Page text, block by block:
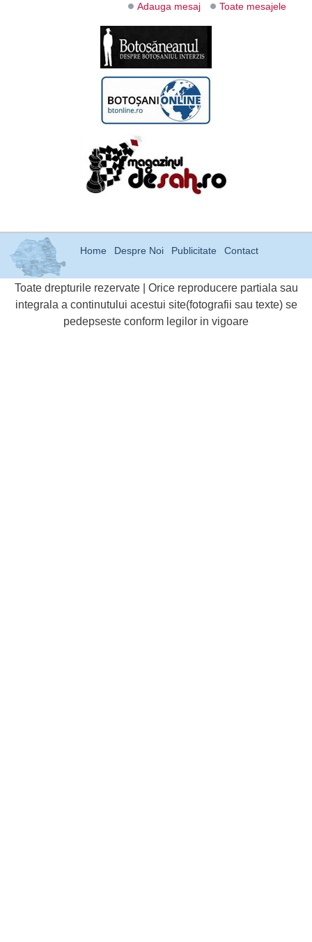
Adauga mesaj Toate mesajele
Home Despre Noi Publicitate Contact
Toate drepturile rezervate | Orice reproducere partiala sau
integrala a continutului acestui site(fotografii sau texte) se
pedepseste conform legilor in vigoare